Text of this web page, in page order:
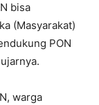
bisa
(Masyarakat)
PON
warga